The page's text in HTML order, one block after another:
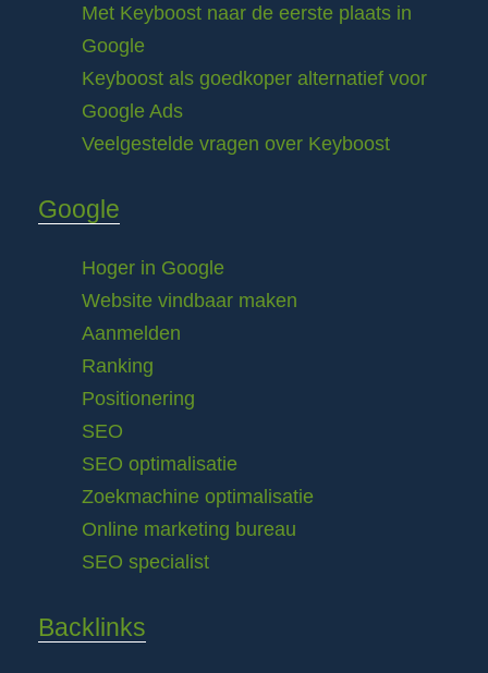
Met Keyboost naar de eerste plaats in
Google
Keyboost als goedkoper alternatief voor
Google Ads
Veelgestelde vragen over Keyboost
Google
Hoger in Google
Website vindbaar maken
Aanmelden
Ranking
Positionering
SEO
SEO optimalisatie
Zoekmachine optimalisatie
Online marketing bureau
SEO specialist
Backlinks